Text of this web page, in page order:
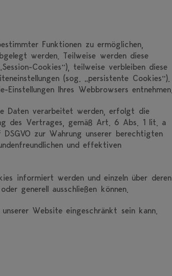
Funktionen zu ermöglichen,
werden. Teilweise werden diese
Cookies“), teilweise verbleiben diese
(sog. „persistente Cookies“).
Ihres Webbrowsers entnehmen.
Daten verarbeitet werden, erfolgt die
des Vertrages, gemäß Art. 6 Abs. 1 lit. a
zur Wahrung unserer berechtigten
und effektiven
informiert werden und einzeln über deren
generell ausschließen können.
Website eingeschränkt sein kann.